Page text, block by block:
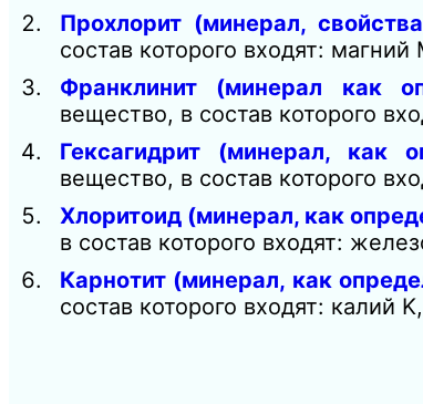
Прохлорит (минерал,
состав которого входят:
Франклинит (минерал как
вещество, в состав которого
Гексагидрит (минерал, как
вещество, в состав которого
Хлоритоид (минерал, как
в состав которого входят:
Карнотит (минерал, как
состав которого входят: калий